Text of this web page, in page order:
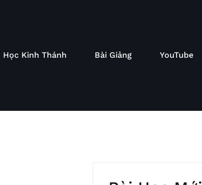
Học Kinh Thánh Bài Giảng YouTube